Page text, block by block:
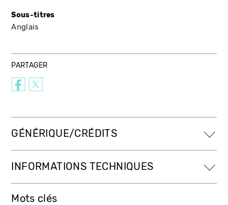
Sous-titres
Anglais
PARTAGER
GÉNÉRIQUE/CRÉDITS
INFORMATIONS TECHNIQUES
Mots clés